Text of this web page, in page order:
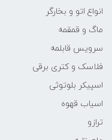
انواع اتو و بخارگر
ماگ و قمقمه
سرویس قابلمه
فلاسک و کتری برقی
اسپیکر بلوتوثی
اسیاب قهوه
ترازو